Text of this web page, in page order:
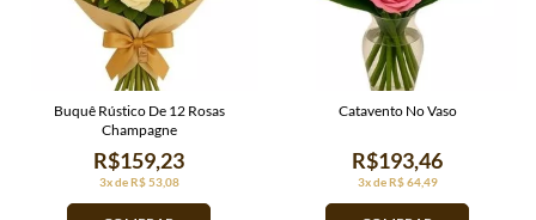
3x de R$ 53,08
R$159,23
Buquê Rústico De 12 Rosas
Champagne
3x de R$ 64,49
R$193,46
Catavento No Vaso